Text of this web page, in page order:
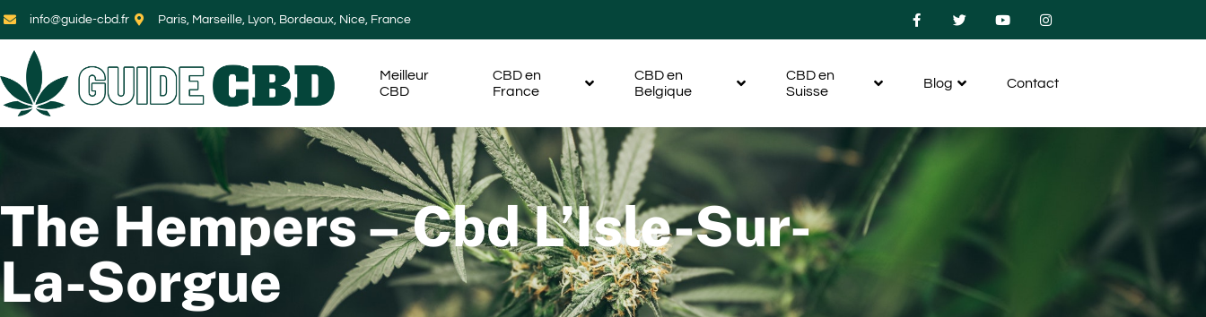
info@guide-cbd.fr Paris, Marseille, Lyon, Bordeaux, Nice, France
Meilleur
CBD
CBD en
France
CBD en
Belgique
CBD en
Suisse
Blog Contact
The Hempers – Cbd L’Isle-Sur-
La-Sorgue